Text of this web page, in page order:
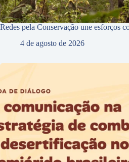
Redes pela Conservação une esforços
4 de agosto de 2026